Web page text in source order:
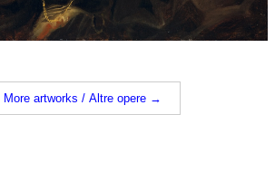
More artworks / Altre opere →